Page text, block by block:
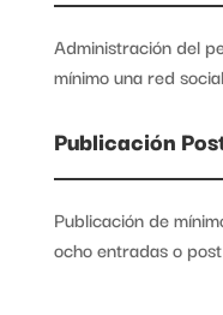
Administración del
mínimo una red
Publicación
Publicación de
ocho entradas o